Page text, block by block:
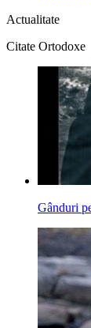
Actualitate
Citate Ortodoxe
Gânduri